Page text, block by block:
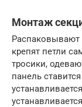
Монтаж
крепят петли
тросики,
панель